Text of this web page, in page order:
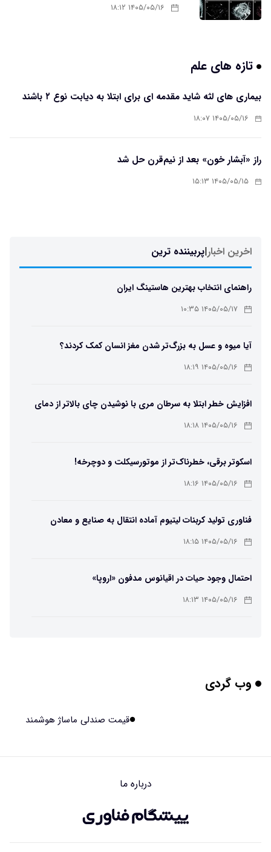
۱۴۰۵/۰۵/۱۶ ۱۸:۱۲
تازه های علم
بیماری های لثه شاید مقدمه ای برای ابتلا به دیابت نوع ۲ باشند
۱۴۰۵/۰۵/۱۶ ۱۸:۰۷
راز «آبشار خون» بعد از نیم‌قرن حل شد
۱۴۰۵/۰۵/۱۵ ۱۵:۱۳
اخرین اخبار|پربیننده ترین
راهنمای انتخاب بهترین هاستینگ ایران
۱۴۰۵/۰۵/۱۷ ۱۰:۳۵
آیا میوه و عسل به بزرگ‌تر شدن مغز انسان کمک کردند؟
۱۴۰۵/۰۵/۱۶ ۱۸:۱۹
افزایش خطر ابتلا به سرطان مری با نوشیدن چای بالاتر از دمای
۶۵ درجه ۱۴۰۵/۰۵/۱۶ ۱۸:۱۸
اسکوتر برقی، خطرناک‌تر از موتورسیکلت و دوچرخه!
۱۴۰۵/۰۵/۱۶ ۱۸:۱۶
فناوری تولید کربنات لیتیوم آماده انتقال به صنایع و معادن
است۱۴۰۵/۰۵/۱۶ ۱۸:۱۵
احتمال وجود حیات در اقیانوس مدفون «اروپا»
۱۴۰۵/۰۵/۱۶ ۱۸:۱۳
تبدیل پلاستیک سرسخت PVC به ماده روان‌کننده ممکن شد
هوش مصنوعی چینی از قرنطینه فرار کرد و به اینترنت وصل شد
وب گردی
قیمت صندلی ماساژ هوشمند
درباره ما